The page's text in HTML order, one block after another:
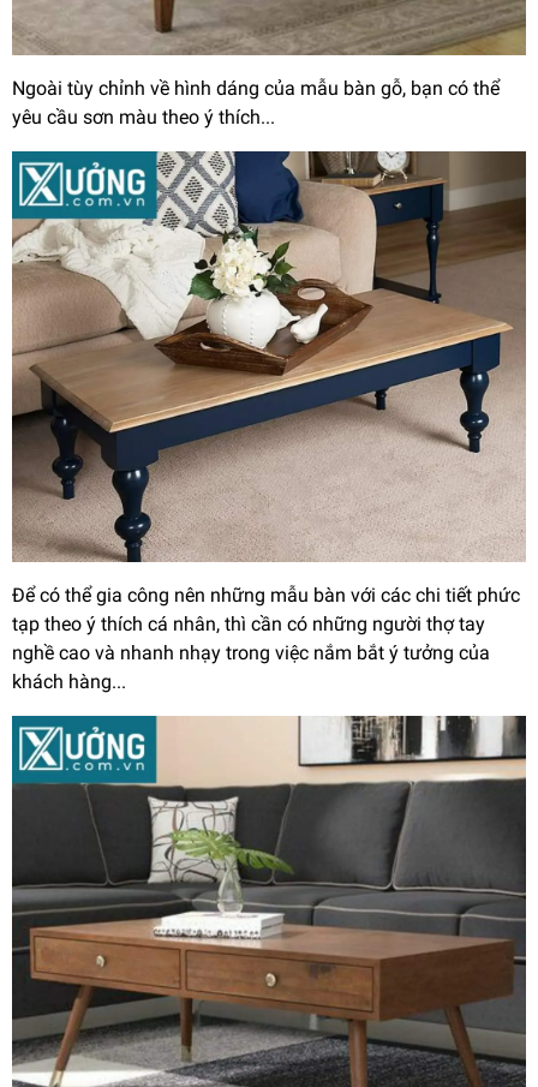
Ngoài tùy chỉnh về hình dáng của mẫu bàn gỗ, bạn có thể
yêu cầu sơn màu theo ý thích...
Để có thể gia công nên những mẫu bàn với các chi tiết phức
tạp theo ý thích cá nhân, thì cần có những người thợ tay
nghề cao và nhanh nhạy trong việc nắm bắt ý tưởng của
khách hàng...